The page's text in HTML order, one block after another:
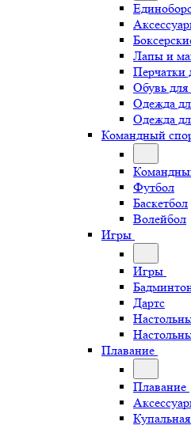
Лапы и
Перчатки
Обувь для
Одежда
Одежда
Командный
Футбол
Баскетбол
Волейбол
Игры
Игры
Дартс
Плавание
Плавание